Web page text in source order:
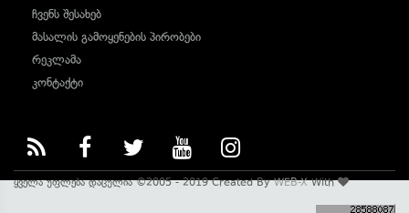
ჩვენს შესახებ
მასალის გამოყენების პირობები
რეკლამა
კონტაქტი
ყველა უფლება დაცულია ©2005 - 2019 Created ByWEB-XWith